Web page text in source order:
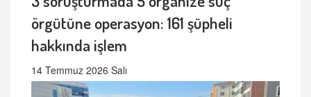
örgütüne operasyon: 161 şüpheli
hakkında işlem
14 Temmuz 2026 Salı